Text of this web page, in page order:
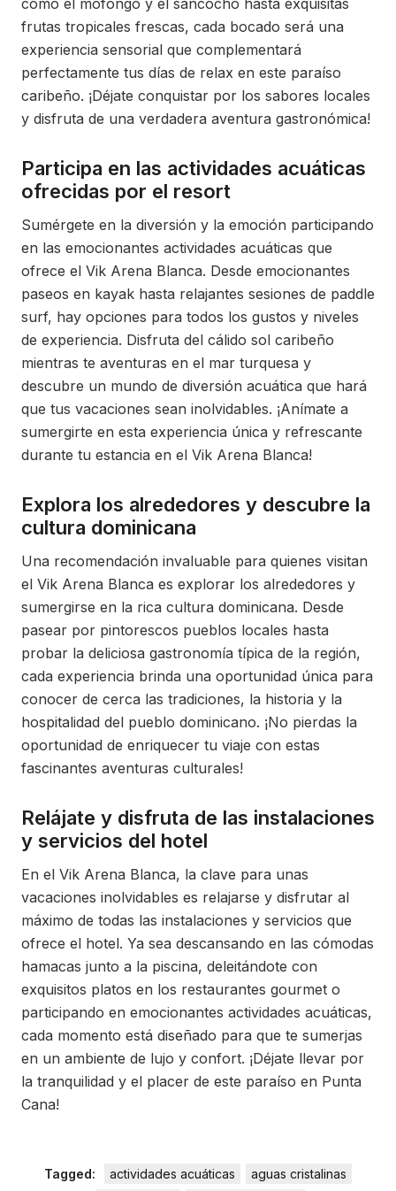
como el mofongo y el sancocho hasta exquisitas
frutas tropicales frescas, cada bocado será una
experiencia sensorial que complementará
perfectamente tus días de relax en este paraíso
caribeño. ¡Déjate conquistar por los sabores locales
y disfruta de una verdadera aventura gastronómica!
Participa en las actividades acuáticas
ofrecidas por el resort
Sumérgete en la diversión y la emoción participando
en las emocionantes actividades acuáticas que
ofrece el Vik Arena Blanca. Desde emocionantes
paseos en kayak hasta relajantes sesiones de paddle
surf, hay opciones para todos los gustos y niveles
de experiencia. Disfruta del cálido sol caribeño
mientras te aventuras en el mar turquesa y
descubre un mundo de diversión acuática que hará
que tus vacaciones sean inolvidables. ¡Anímate a
sumergirte en esta experiencia única y refrescante
durante tu estancia en el Vik Arena Blanca!
Explora los alrededores y descubre la
cultura dominicana
Una recomendación invaluable para quienes visitan
el Vik Arena Blanca es explorar los alrededores y
sumergirse en la rica cultura dominicana. Desde
pasear por pintorescos pueblos locales hasta
probar la deliciosa gastronomía típica de la región,
cada experiencia brinda una oportunidad única para
conocer de cerca las tradiciones, la historia y la
hospitalidad del pueblo dominicano. ¡No pierdas la
oportunidad de enriquecer tu viaje con estas
fascinantes aventuras culturales!
Relájate y disfruta de las instalaciones
y servicios del hotel
En el Vik Arena Blanca, la clave para unas
vacaciones inolvidables es relajarse y disfrutar al
máximo de todas las instalaciones y servicios que
ofrece el hotel. Ya sea descansando en las cómodas
hamacas junto a la piscina, deleitándote con
exquisitos platos en los restaurantes gourmet o
participando en emocionantes actividades acuáticas,
cada momento está diseñado para que te sumerjas
en un ambiente de lujo y confort. ¡Déjate llevar por
la tranquilidad y el placer de este paraíso en Punta
Cana!
Tagged: actividades acuáticas
aguas cristalinas